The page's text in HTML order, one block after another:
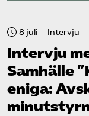
8 juli Intervju
Intervju
Samhälle
eniga: